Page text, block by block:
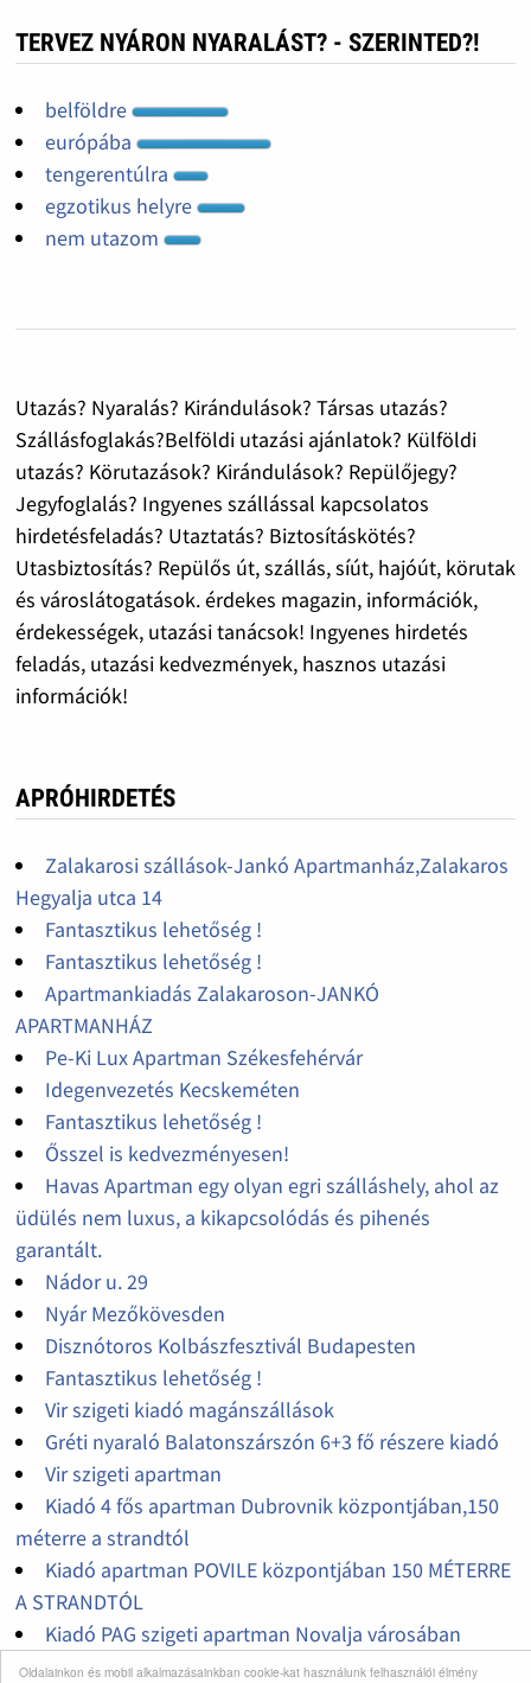
Oldalainkon és mobil alkalmazásainkban cookie-kat használunk felhasználói élmény
TERVEZ NYÁRON NYARALÁST? - SZERINTED?!
belföldre
európába
tengerentúlra
egzotikus helyre
nem utazom
Utazás? Nyaralás? Kirándulások? Társas utazás?
Szállásfoglakás?Belföldi utazási ajánlatok? Külföldi
utazás? Körutazások? Kirándulások? Repülőjegy?
Jegyfoglalás? Ingyenes szállással kapcsolatos
hirdetésfeladás? Utaztatás? Biztosításkötés?
Utasbiztosítás? Repülős út, szállás, síút, hajóút, körutak
és városlátogatások. érdekes magazin, információk,
érdekességek, utazási tanácsok! Ingyenes hirdetés
feladás, utazási kedvezmények, hasznos utazási
információk!
APRÓHIRDETÉS
Zalakarosi szállások-Jankó Apartmanház,Zalakaros
Hegyalja utca 14
Fantasztikus lehetőség !
Fantasztikus lehetőség !
Apartmankiadás Zalakaroson-JANKÓ
APARTMANHÁZ
Pe-Ki Lux Apartman Székesfehérvár
Idegenvezetés Kecskeméten
Fantasztikus lehetőség !
Ősszel is kedvezményesen!
Havas Apartman egy olyan egri szálláshely, ahol az
üdülés nem luxus, a kikapcsolódás és pihenés
garantált.
Nádor u. 29
Nyár Mezőkövesden
Disznótoros Kolbászfesztivál Budapesten
Fantasztikus lehetőség !
Vir szigeti kiadó magánszállások
Gréti nyaraló Balatonszárszón 6+3 fő részere kiadó
Vir szigeti apartman
Kiadó 4 fős apartman Dubrovnik központjában,150
méterre a strandtól
Kiadó apartman POVILE központjában 150 MÉTERRE
A STRANDTÓL
Kiadó PAG szigeti apartman Novalja városában
Kiadó KRK szigeti apartman BASKA KÖZPONTJÁBAN